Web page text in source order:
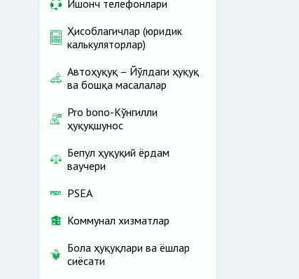
Ишонч телефонлари
Ҳисоблагичлар (юридик
калькуляторлар)
Автоҳуқуқ – Йўлдаги ҳуқуқ
ва бошқа масалалар
Pro bono-Кўнгилли
ҳуқуқшунос
Бепул ҳуқуқий ёрдам
ваучери
PSEA
Коммунал хизматлар
Бола ҳуқуқлари ва ёшлар
сиёсати